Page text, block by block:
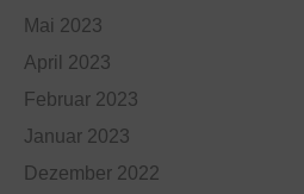
Mai 2023
April 2023
Februar 2023
Januar 2023
Dezember 2022